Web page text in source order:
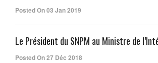
Posted On 03 Jan 2019
Le Président du SNPM au Ministre de
Posted On 27 Déc 2018